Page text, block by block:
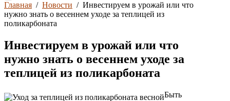
Главная / Новости / Инвестируем в урожай или что
нужно знать о весеннем уходе за теплицей из
поликарбоната
Инвестируем в урожай или что
нужно знать о весеннем уходе за
теплицей из поликарбоната
Быть